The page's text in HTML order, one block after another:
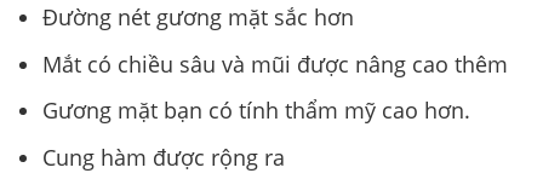
Đường nét gương mặt sắc hơn
Mắt có chiều sâu và mũi được nâng cao thêm
Gương mặt bạn có tính thẩm mỹ cao hơn.
Cung hàm được rộng ra